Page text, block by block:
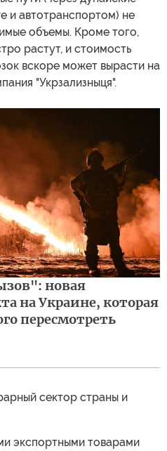
и автотранспортом) не
объемы. Кроме того,
растут, и стоимость
вскоре может вырасти на
"Укрзализныця".
новая
на Украине, которая
пересмотреть
сектор страны и
экспортными товарами